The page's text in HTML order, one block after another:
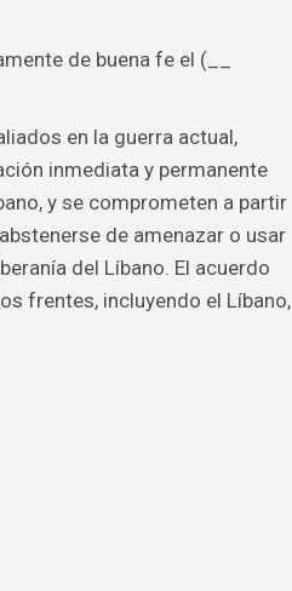
de buena fe el (__
en la guerra actual,
inmediata y permanente
y se comprometen a partir
de amenazar o usar
del Líbano. El acuerdo
frentes, incluyendo el Líbano,